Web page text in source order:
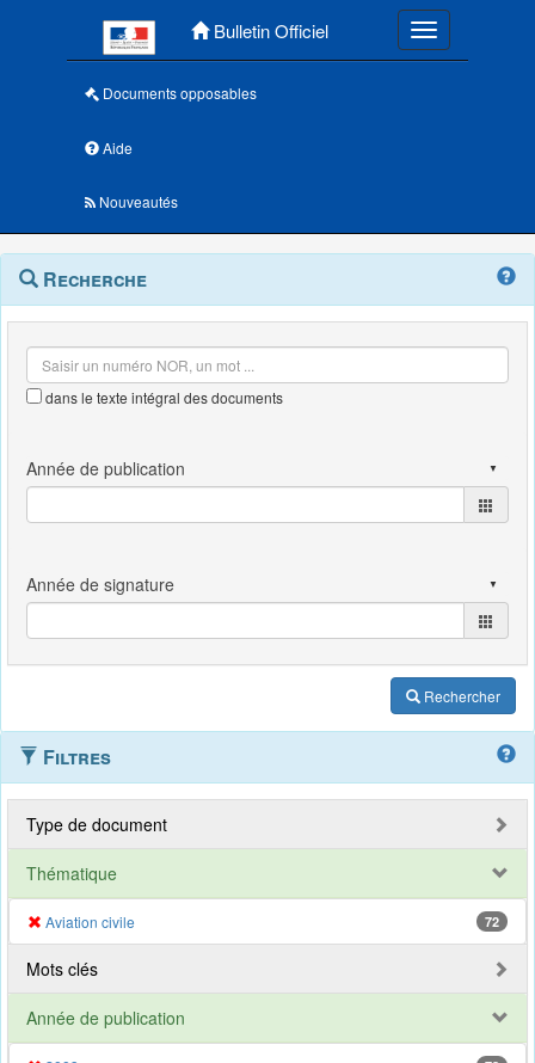
Bulletin Officiel Toggle
Documents opposables
Aide
Nouveautés
Navigation
outils
Menu
contextuel
Recherche
dans le texte intégral des documents
Rechercher
Filtres
Type de document
Thématique
Aviation civile 72
Mots clés
Année de publication